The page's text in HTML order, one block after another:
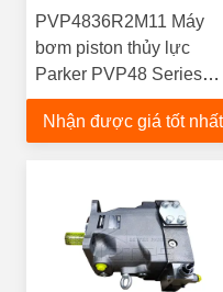
PVP4836R2M11 Máy
bơm piston thủy lực
Parker PVP48 Series
Bơm để sửa chữa thiết
bị thay thế
Nhận được giá tốt nhất